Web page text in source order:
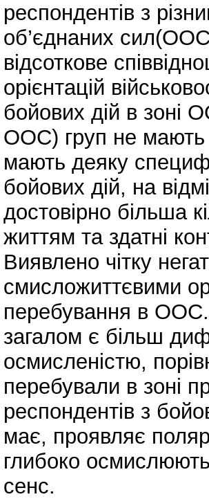
респондентів з
об’єднаних
відсоткове
орієнтацій
бойових дій в зоні
ООС) груп не мають
мають деяку
бойових дій, на
достовірно більша
життям та здатні
Виявлено чітку
смисложиттєвими
перебування в ООС.
загалом є більш
осмисленістю,
перебували в зоні
респондентів з
має, проявляє
глибоко
сенс.